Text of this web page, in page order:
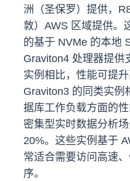
洲（圣保罗）提供，
敦）AWS 区域提供。
的基于 NVMe 的本地
Graviton4 处理器提供
实例相比，性能可提
Graviton3 的同类实例
据库工作负载方面的
密集型实时数据分析
20%。这些实例基于
常适合需要访问高速
序。